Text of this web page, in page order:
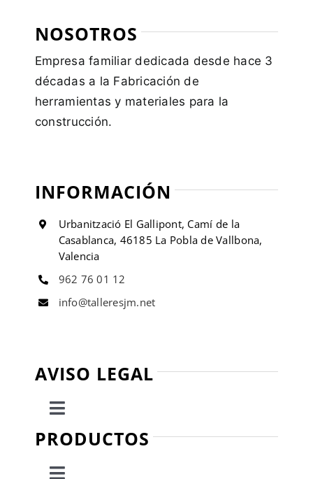
NOSOTROS
Empresa familiar dedicada desde hace 3
décadas a la Fabricación de
herramientas y materiales para la
construcción.
INFORMACIÓN
Urbanització El Gallipont, Camí de la
Casablanca, 46185 La Pobla de Vallbona,
Valencia
962 76 01 12
info@talleresjm.net
AVISO LEGAL
Toggle
Política de privacidad
PRODUCTOS
Toggle